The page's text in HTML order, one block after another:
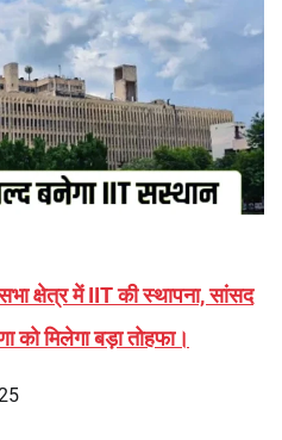
क्षेत्र में IIT की स्थापना, सांसद
को मिलेगा बड़ा तोहफा।